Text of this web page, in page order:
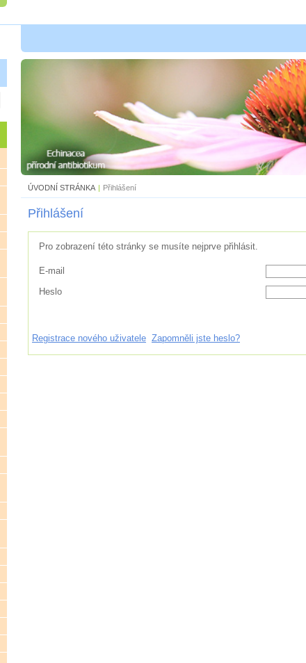
ÚVODNÍ STRÁNKA | Přihlášení
Přihlášení
Pro zobrazení této stránky se musíte nejprve přihlásit.
E-mail
Heslo
Registrace nového uživatele Zapomněli jste heslo?